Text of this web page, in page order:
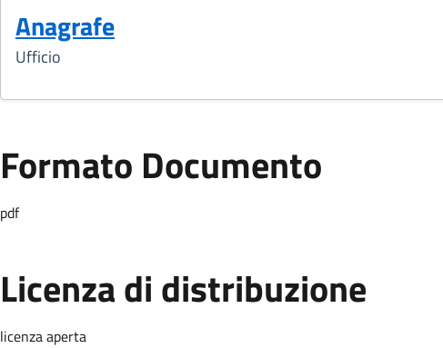
Anagrafe
Ufficio
Formato Documento
Formato Documento
pdf
Licenza di distribuzione
licenza aperta